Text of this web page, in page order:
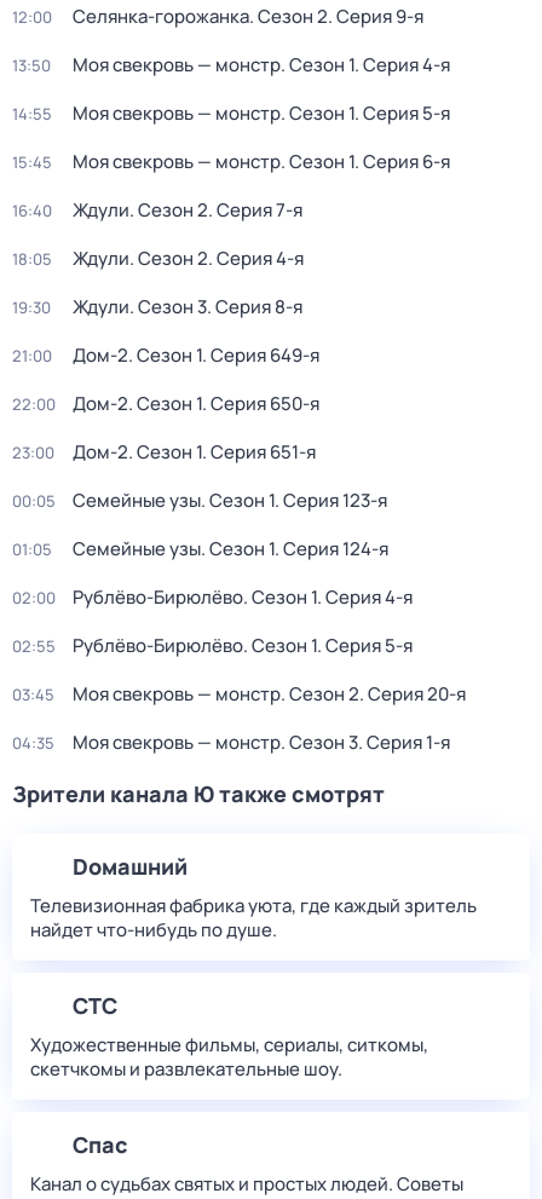
12:00 Селянка-горожанка. Сезон 2. Серия 9-я
13:50 Моя свекровь — монстр. Сезон 1. Серия 4-я
14:55 Моя свекровь — монстр. Сезон 1. Серия 5-я
15:45 Моя свекровь — монстр. Сезон 1. Серия 6-я
16:40 Ждули. Сезон 2. Серия 7-я
18:05 Ждули. Сезон 2. Серия 4-я
19:30 Ждули. Сезон 3. Серия 8-я
21:00 Дом-2. Сезон 1. Серия 649-я
22:00 Дом-2. Сезон 1. Серия 650-я
23:00 Дом-2. Сезон 1. Серия 651-я
00:05 Семейные узы. Сезон 1. Серия 123-я
01:05 Семейные узы. Сезон 1. Серия 124-я
02:00 Рублёво-Бирюлёво. Сезон 1. Серия 4-я
02:55 Рублёво-Бирюлёво. Сезон 1. Серия 5-я
03:45 Моя свекровь — монстр. Сезон 2. Серия 20-я
04:35 Моя свекровь — монстр. Сезон 3. Серия 1-я
Зрители канала Ю также смотрят
Dомашний
Телевизионная фабрика уюта, где каждый зритель
найдет что‑нибудь по душе.
СТС
Художественные фильмы, сериалы, ситкомы,
скетчкомы и развлекательные шоу.
Спас
Канал о судьбах святых и простых людей. Советы